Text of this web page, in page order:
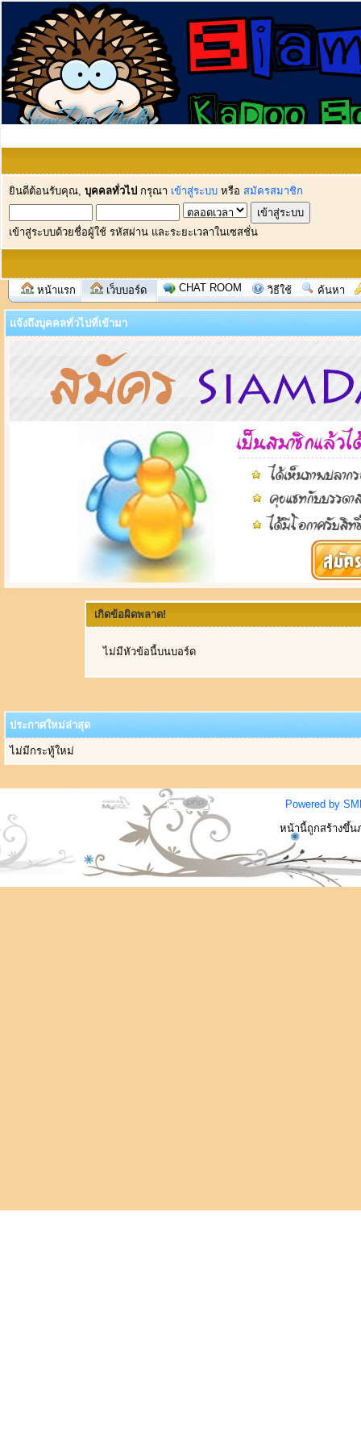
ยินดีต้อนรับคุณ, บุคคลทั่วไป กรุณา เข้าสู่ระบบ หรือ สมัครสมาชิก
เข้าสู่ระบบด้วยชื่อผู้ใช้ รหัสผ่าน และระยะเวลาในเซสชั่น
หน้าแรก เว็บบอร์ด CHAT ROOM วิธีใช้ ค้นหา
แจ้งถึงบุคคลทั่วไปที่เข้ามา
เกิดข้อผิดพลาด!
ไม่มีหัวข้อนี้บนบอร์ด
ประกาศใหม่ล่าสุด
ไม่มีกระทู้ใหม่
Powered by
หน้านี้ถูกสร้างขึ้น